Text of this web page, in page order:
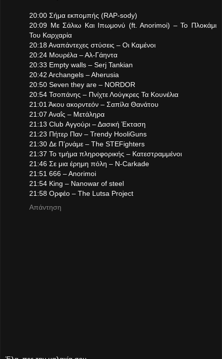
20:00 Σήμα εκπομπής (RAP-sody)
20:09 Με Σάλιω Και Ιπωμονύ (ft. Anorimoi) – Το Πλοκάμι
Του Καρχαρία
20:18 Αναπάντεχες στύσεις – Οι Καμένοι
20:24 Μουρέλα – Αλ-Γάηντα
20:33 Empty walls – Serj Tankian
20:42 Archangels – Aherusia
20:50 Seven they are – NORDOR
20:54 Τσοπάνης – Πνίχτε Λούγκρες Τα Κουνέλια
21:01 Άκου ακορντεόν – Σαπίλα Θανάτου
21:07 Αναΐς – Μετάληρα
21:13 Club Αγγούρι – Δασική Έκταση
21:23 Πήτερ Παν – Trendy HooliGuns
21:30 Δε Π’ρνάμε – The STEFighters
21:37 Το τμήμα πληροφορικής – Κατεστραμμένοι
21:46 Σε μια έρημη πόλη – N-Carkade
21:51 666 – Anorimoi
21:54 King – Nanowar of steel
21:58 Ορφέο – The Lutsa Project
Απάντηση